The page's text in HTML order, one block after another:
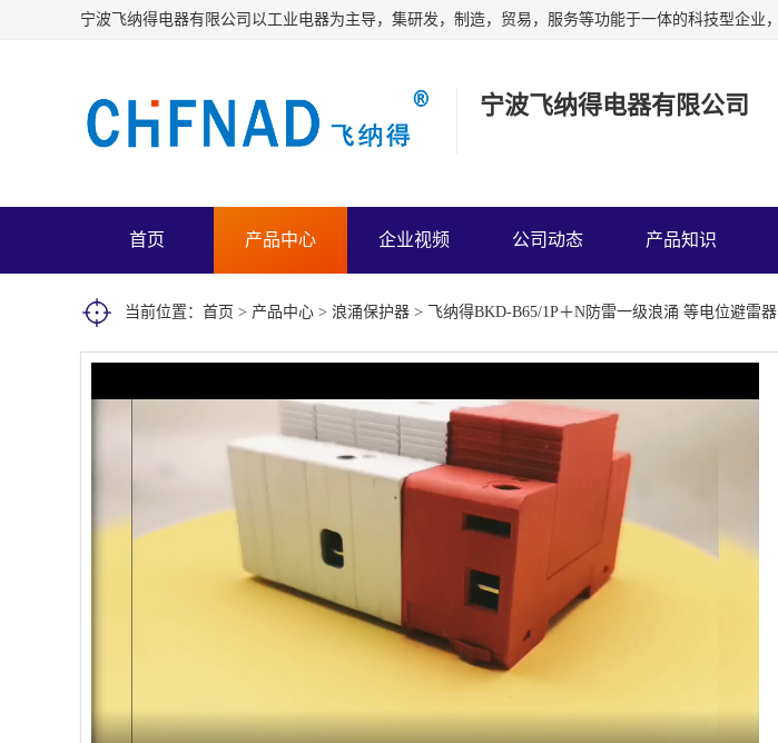
宁波飞纳得电器有限公司
首页 产品中心 企业视频 公司动态 产品知识
当前位置： 首页 > 产品中心 > 浪涌保护器 > 飞纳得BKD-B65/1P＋N防雷一级浪涌 等电位避雷器